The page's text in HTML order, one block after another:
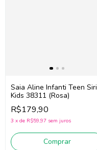
Saia Aline Infanti Teen Siri
Kids 38311 (Rosa)
R$179,90
3 x de R$59,97 sem juros
Comprar